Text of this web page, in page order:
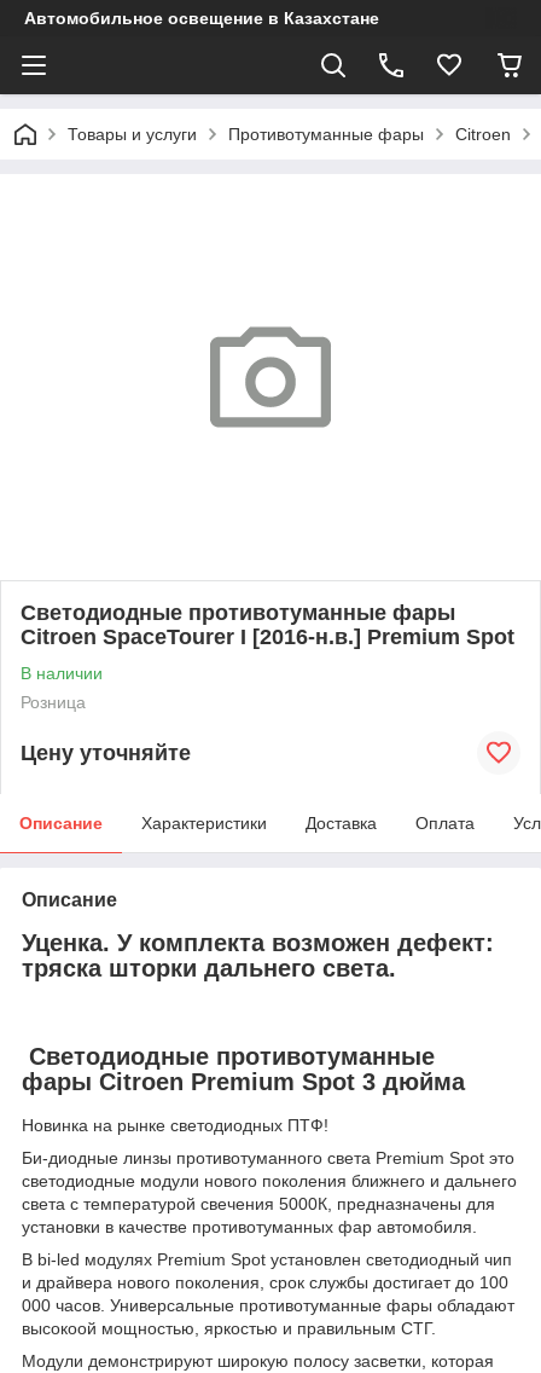
Автомобильное освещение в Казахстане
Товары и услуги Противотуманные фары Citroen
Светодиодные противотуманные фары
Citroen SpaceTourer I [2016-н.в.] Premium Spot
В наличии
Розница
Цену уточняйте
Описание Характеристики Доставка Оплата
Описание
Уценка. У комплекта возможен дефект:
тряска шторки дальнего света.
Cветодиодные противотуманные
фары Citroen Premium Spot 3 дюйма
Новинка на рынке светодиодных ПТФ!
Би-диодные линзы противотуманного света Premium Spot это
светодиодные модули нового поколения ближнего и дальнего
света с температурой свечения 5000К, предназначены для
установки в качестве противотуманных фар автомобиля.
В bi-led модулях Premium Spot установлен светодиодный чип
и драйвера нового поколения, срок службы достигает до 100
000 часов. Универсальные противотуманные фары обладают
высокоой мощностью, яркостью и правильным СТГ.
Модули демонстрируют широкую полосу засветки, которая